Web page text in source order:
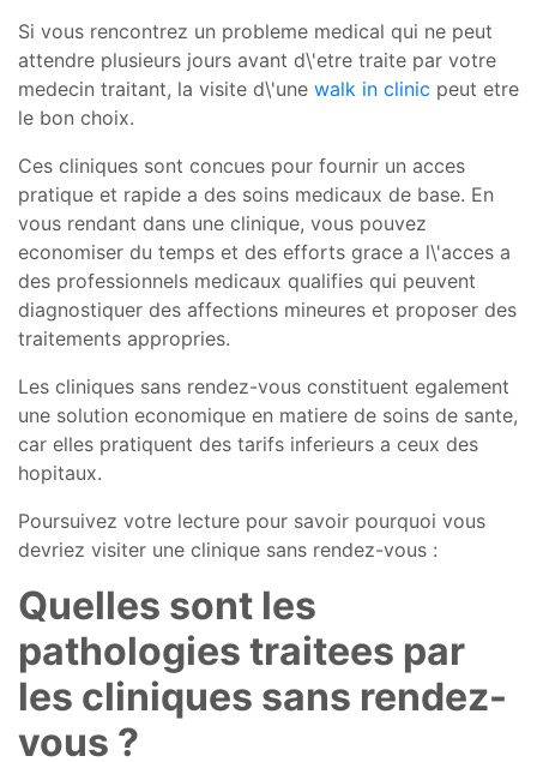
Si vous rencontrez un probleme medical qui ne peut
attendre plusieurs jours avant d\'etre traite par votre
medecin traitant, la visite d\'une walk in clinic peut etre
le bon choix.
Ces cliniques sont concues pour fournir un acces
pratique et rapide a des soins medicaux de base. En
vous rendant dans une clinique, vous pouvez
economiser du temps et des efforts grace a l\'acces a
des professionnels medicaux qualifies qui peuvent
diagnostiquer des affections mineures et proposer des
traitements appropries.
Les cliniques sans rendez-vous constituent egalement
une solution economique en matiere de soins de sante,
car elles pratiquent des tarifs inferieurs a ceux des
hopitaux.
Poursuivez votre lecture pour savoir pourquoi vous
devriez visiter une clinique sans rendez-vous :
Quelles sont les
pathologies traitees par
les cliniques sans rendez-
vous ?